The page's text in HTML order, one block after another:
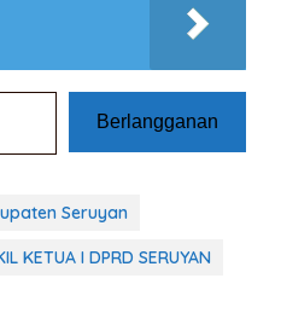
Berlangganan
Seruyan
KETUA I DPRD SERUYAN